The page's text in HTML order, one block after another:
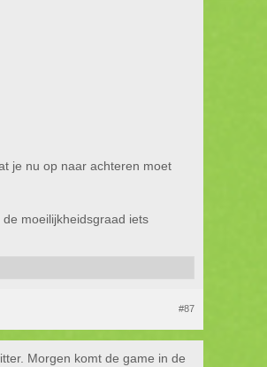
je nu op naar achteren moet
moeilijkheidsgraad iets
#87
Morgen komt de game in de